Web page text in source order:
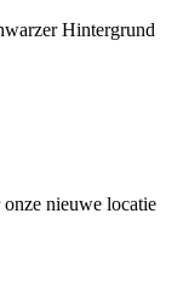
nieuwe locatie